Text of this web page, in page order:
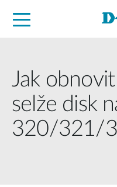
Jak
selže disk
320/321/